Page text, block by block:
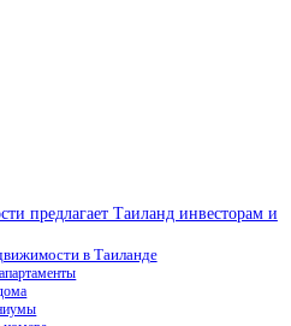
предлагает Таиланд инвесторам и
в Таиланде